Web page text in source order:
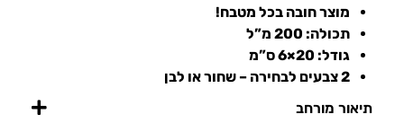
מוצר חובה בכל מטבח!
תכולה: 200 מ”ל
גודל: 20×6 ס”מ
2 צבעים לבחירה – שחור או לבן
תיאור מורחב